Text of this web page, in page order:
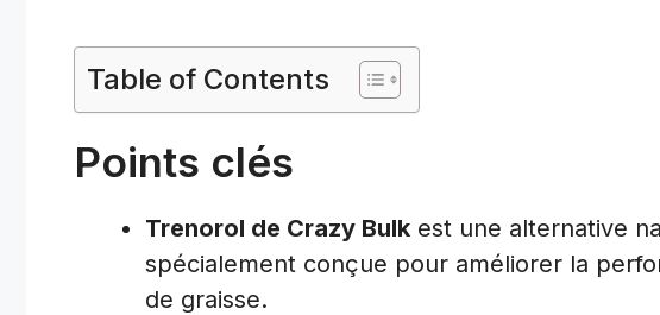
Table of Contents
Points clés
Trenorol de Crazy Bulk est une alternative
spécialement conçue pour améliorer la
de graisse.